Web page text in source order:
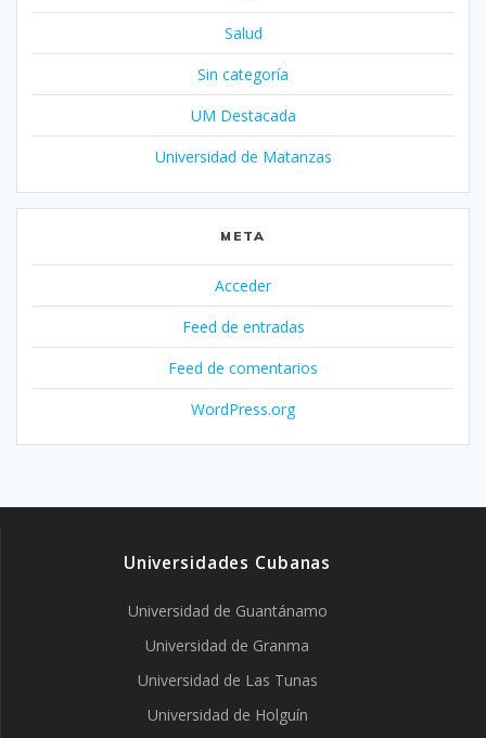
Salud
Sin categoría
UM Destacada
Universidad de Matanzas
META
Acceder
Feed de entradas
Feed de comentarios
WordPress.org
Universidades Cubanas
Universidad de Guantánamo
Universidad de Granma
Universidad de Las Tunas
Universidad de Holguín